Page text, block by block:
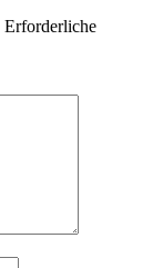
Erforderliche